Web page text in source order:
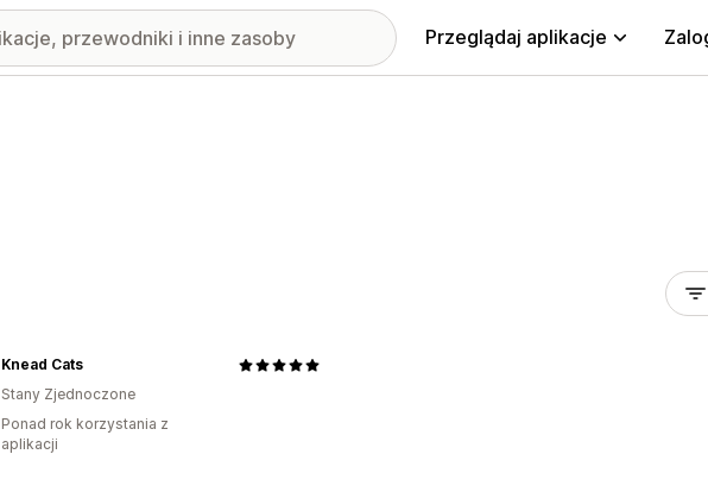
Przeglądaj aplikacje
Knead Cats
Stany Zjednoczone
Ponad rok korzystania z
aplikacji